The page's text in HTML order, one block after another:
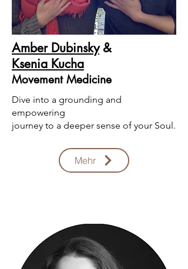
Amber Dubinsky&
Ksenia Kucha
Movement Medicine
Dive into a grounding and
empowering
journey to a deeper sense of your Soul.
Mehr